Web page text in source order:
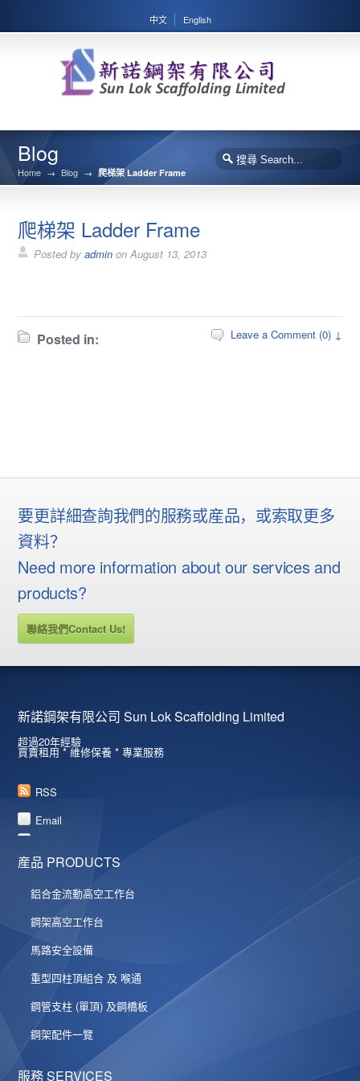
中文 English
Blog
Home → Blog → 爬梯架 Ladder Frame
爬梯架 Ladder Frame
Posted byadmin onAugust 13, 2013
Posted in: Leave a Comment (0) ↓
要更詳細查詢我們的服務或産品，或索取更多
資料？
Need more information about our services and
products?
聯絡我們Contact Us!
新諾鋼架有限公司 Sun Lok Scaffolding Limited
超過20年經驗
買賣租用 * 維修保養 * 專業服務
RSS
Email
産品 PRODUCTS
鋁合金流動高空工作台
鋼架高空工作台
馬路安全設備
重型四柱頂組合 及 喉通
鋼管支柱 (單頂) 及鋼橋板
鋼架配件一覽
服務 SERVICES